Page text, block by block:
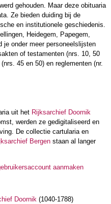
gehouden. Maar deze obituaria
Ze bieden duiding bij de
en institutionele geschiedenis.
Heidegem, Papegem,
je onder meer personeelslijsten
of testamenten (nrs. 10, 50
45 en 50) en reglementen (nr.
uit het Rijksarchief Doornik
werden ze gedigitaliseerd en
De collectie cartularia en
Bergenstaan al langer
aanmaken
Doornik(1040-1788)